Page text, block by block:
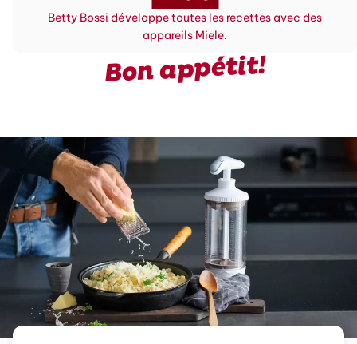
Betty Bossi développe toutes les recettes avec des
appareils Miele.
Bon appétit!